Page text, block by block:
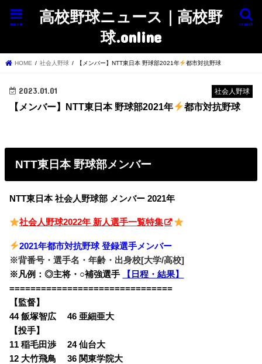
高校野球ニュース｜高校野
球.online
search
menu
HOME 社会人野球 【メンバー】NTT東日本 野球部2021年 都市対抗野球
社会人野球
2023.01.01
【メンバー】NTT東日本 野球部2021年 都市対抗野球
NTT東日本 野球部メンバー
NTT東日本 社会人野球部 メンバー 2021年
社会人野球2022年 新人選手一覧特集
2021年都市対抗野球 登録選手メンバー
※背番号・選手名・年齢・出身校[大学/高校]
※凡例：◎主将・○補強選手
【日程・結果】
===============================
【監督】
44 飯塚智広 46 亜細亜大
【投手】
11 稲毛田渉 24 仙台大
12 大竹飛鳥 36 関東学院大